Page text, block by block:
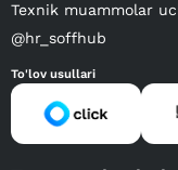
Texnik muammolar
@hr_soffhub
To'lov usullari